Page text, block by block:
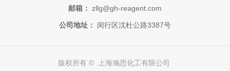
邮箱： zllg@gh-reagent.com
公司地址： 闵行区沈杜公路3387号
版权所有 © 上海瀚思化工有限公司